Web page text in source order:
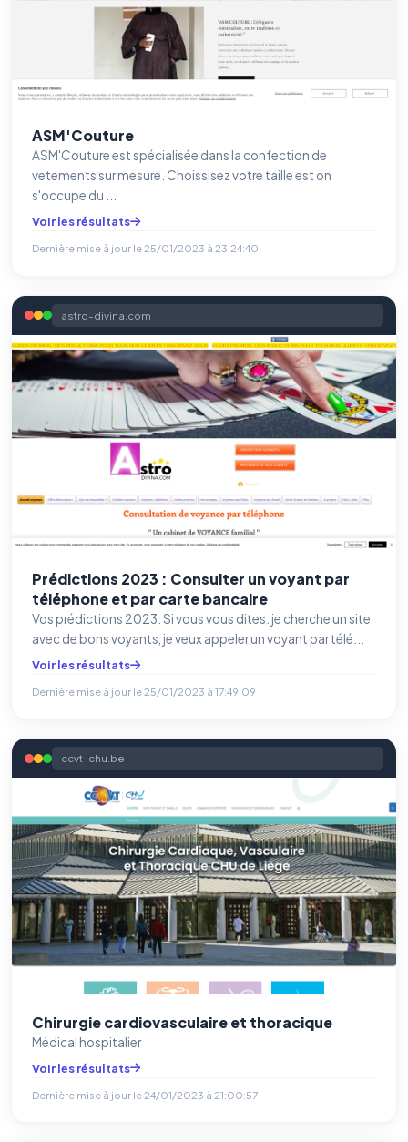
ASM'Couture
ASM'Couture est spécialisée dans la confection de
vetements sur mesure. Choissisez votre taille est on
s'occupe du ...
Voir les résultats
Dernière mise à jour le 25/01/2023 à 23:24:40
astro-divina.com
Prédictions 2023 : Consulter un voyant par
téléphone et par carte bancaire
Vos prédictions 2023: Si vous vous dites: je cherche un site
avec de bons voyants, je veux appeler un voyant par télé...
Voir les résultats
Dernière mise à jour le 25/01/2023 à 17:49:09
ccvt-chu.be
Chirurgie cardiovasculaire et thoracique
Médical hospitalier
Voir les résultats
Dernière mise à jour le 24/01/2023 à 21:00:57